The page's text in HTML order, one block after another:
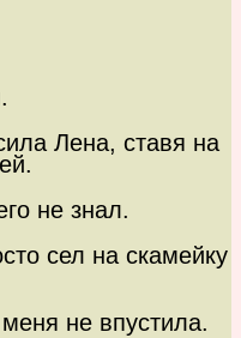
Лена, ставя на
не знал.
сел на скамейку
не впустила.